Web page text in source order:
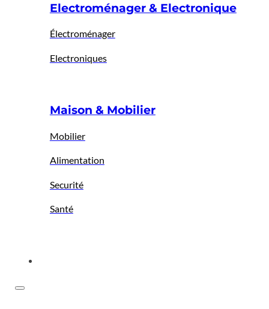
Electroménager & Electronique
Électroménager
Electroniques
Maison & Mobilier
Mobilier
Alimentation
Securité
Santé